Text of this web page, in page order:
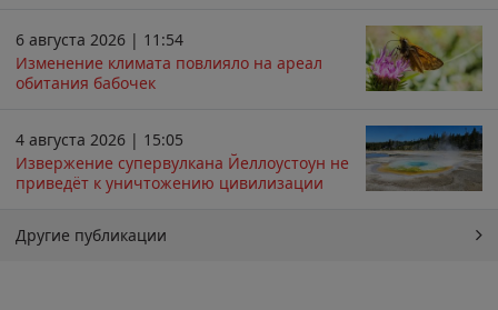
6 августа 2026 | 11:54
Изменение климата повлияло на ареал
обитания бабочек
4 августа 2026 | 15:05
Извержение супервулкана Йеллоустоун не
приведёт к уничтожению цивилизации
Другие публикации